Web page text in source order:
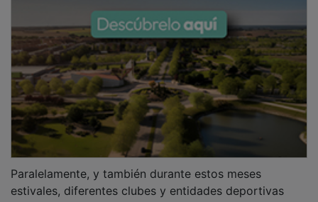
estivales, diferentes clubes y entidades deportivas
organizan este tipo de actividades para sus socios y